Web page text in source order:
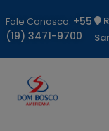
Fale Conosco: +55
(19) 3471-9700